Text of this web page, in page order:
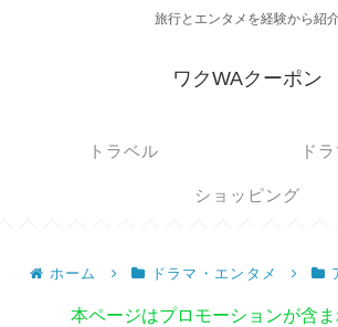
旅行とエンタメを経験から紹
ワクWAクーポン
トラベル ド
ショッピング
ホーム ドラマ・エンタメ
本ページはプロモーションが含